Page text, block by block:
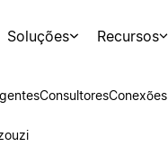
Soluções Recursos
ConsultoresConexões